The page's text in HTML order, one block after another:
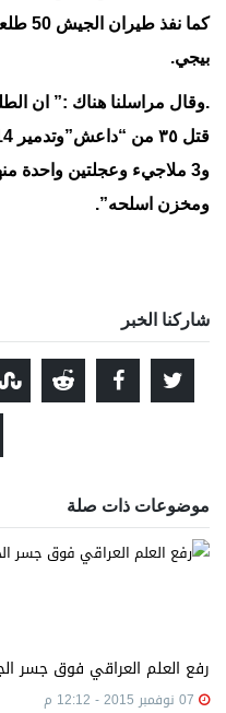
كما
بيجي.
.وقال مراسلنا هناك :” ان
و3 ملاجيء وعجلتين واحدة
ومخزن اسلحه”.
شاركنا الخبر
موضوعات ذات صلة
رفع العلم العراقي فوق جسر